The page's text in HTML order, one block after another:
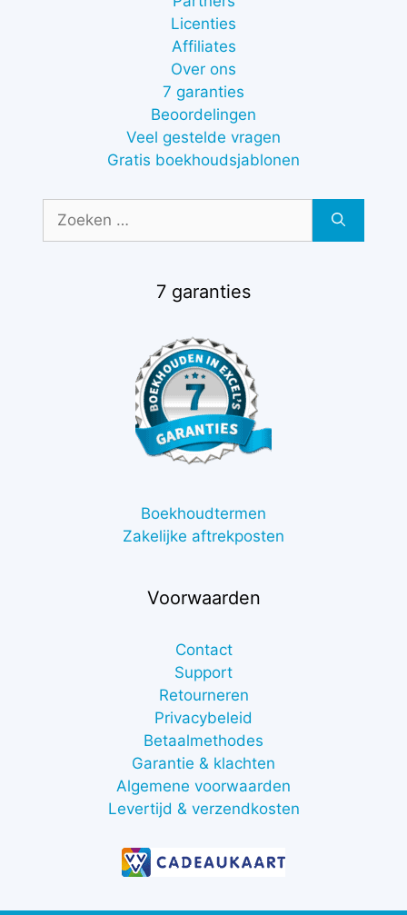
Licenties
Affiliates
Over ons
7 garanties
Beoordelingen
Veel gestelde vragen
Gratis boekhoudsjablonen
naar:
7 garanties
Boekhoudtermen
Zakelijke aftrekposten
Voorwaarden
Contact
Support
Retourneren
Privacybeleid
Betaalmethodes
Garantie & klachten
Algemene voorwaarden
Levertijd & verzendkosten